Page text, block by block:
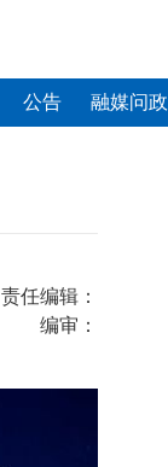
公告 融媒问政
责任编辑：
编审：